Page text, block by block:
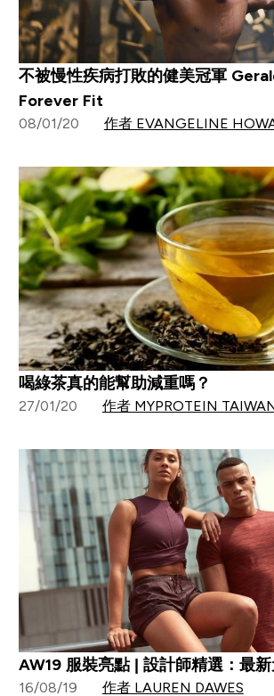
不被慢性疾病打敗的健美冠軍
Forever Fit
08/01/20 作者 EVANGELINE
喝綠茶真的能幫助減重嗎？
27/01/20 作者 MYPROTEIN
AW19 服裝亮點 | 設計師精選：最
16/08/19 作者 LAUREN DAWES